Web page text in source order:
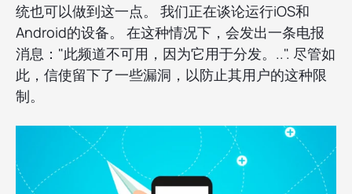
统也可以做到这一点。 我们正在谈论运行iOS和
Android的设备。 在这种情况下，会发出一条电报
消息："此频道不可用，因为它用于分发。..". 尽管如
此，信使留下了一些漏洞，以防止其用户的这种限
制。